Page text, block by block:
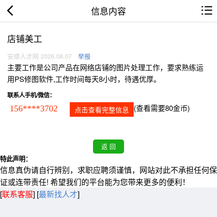
信息内容
店铺美工
安顺人才网 2026.08.07 举报
主要工作是公司产品在网络店铺的图片处理工作，要求熟练运
用PS修图软件,工作时间每天8小时，待遇优厚。
联系人手机/微信：
156****3702 点击查看完整信息 (查看需要80金币)
特此声明：
信息真伪请自行辨别，求职应聘须谨慎，网站对此不承担任何保
证或连带责任! 希望我们的平台能为您带来更多的便利！
[联系客服] [最新找人才]